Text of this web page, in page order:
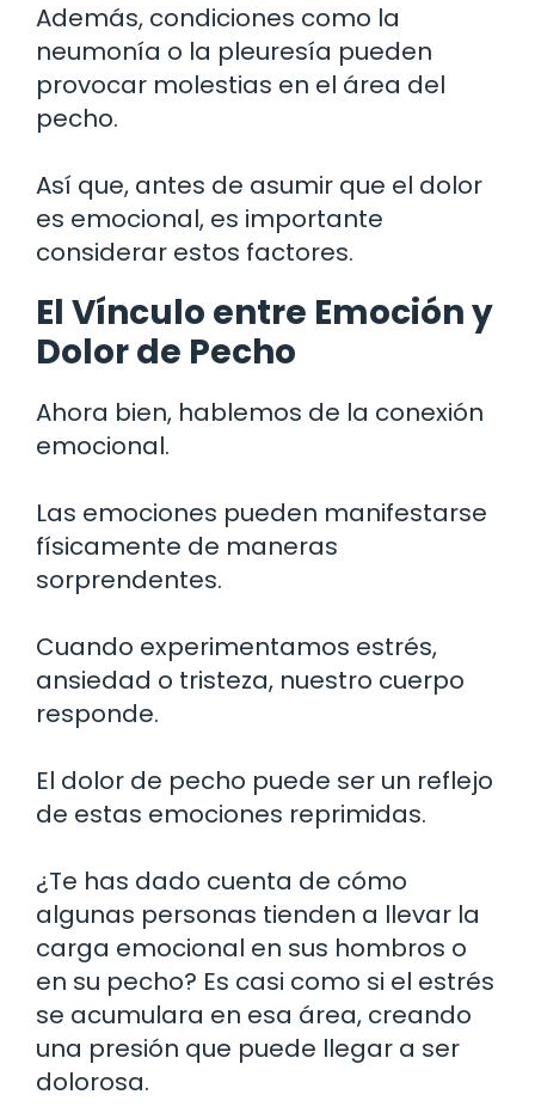
Además, condiciones como la
neumonía o la pleuresía pueden
provocar molestias en el área del
pecho.
Así que, antes de asumir que el dolor
es emocional, es importante
considerar estos factores.
El Vínculo entre Emoción y
Dolor de Pecho
Ahora bien, hablemos de la conexión
emocional.
Las emociones pueden manifestarse
físicamente de maneras
sorprendentes.
Cuando experimentamos estrés,
ansiedad o tristeza, nuestro cuerpo
responde.
El dolor de pecho puede ser un reflejo
de estas emociones reprimidas.
¿Te has dado cuenta de cómo
algunas personas tienden a llevar la
carga emocional en sus hombros o
en su pecho? Es casi como si el estrés
se acumulara en esa área, creando
una presión que puede llegar a ser
dolorosa.